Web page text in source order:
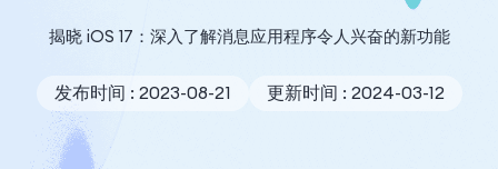
定价揭晓 iOS 17：深入了解消息应用程序令人兴奋的新功能
发布时间 : 2023-08-21 更新时间 : 2024-03-12